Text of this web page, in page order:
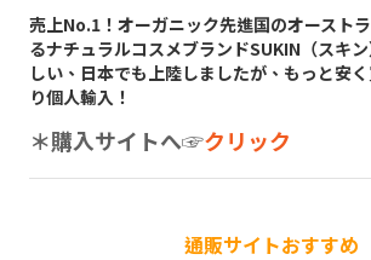
売上No.1！オーガニック先進国のオースト
るナチュラルコスメブランドSUKIN（スキ
しい、日本でも上陸しましたが、もっと安
り個人輸入！
＊購入サイトへ☞クリック
通販サイトおすすめ